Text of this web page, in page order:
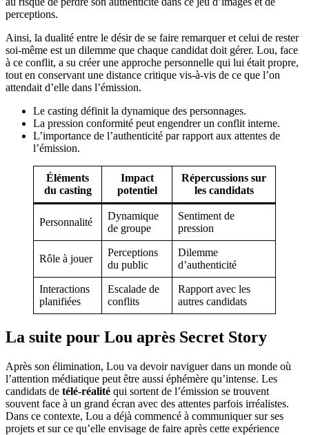
perceptions.
Ainsi, la dualité entre le désir de se faire remarquer et celui de rester
soi-même est un dilemme que chaque candidat doit gérer. Lou, face
à ce conflit, a su créer une approche personnelle qui lui était propre,
tout en conservant une distance critique vis-à-vis de ce que l’on
attendait d’elle dans l’émission.
Le casting définit la dynamique des personnages.
La pression conformité peut engendrer un conflit interne.
L’importance de l’authenticité par rapport aux attentes de
l’émission.
Éléments
du casting
Impact
potentiel
Répercussions sur
les candidats
Personnalité
Dynamique
de groupe
Sentiment de
pression
Rôle à jouer
Perceptions
du public
Dilemme
d’authenticité
Interactions
planifiées
Escalade de
conflits
Rapport avec les
autres candidats
La suite pour Lou après Secret Story
Après son élimination, Lou va devoir naviguer dans un monde où
l’attention médiatique peut être aussi éphémère qu’intense. Les
candidats de télé-réalité qui sortent de l’émission se trouvent
souvent face à un grand écran avec des attentes parfois irréalistes.
Dans ce contexte, Lou a déjà commencé à communiquer sur ses
projets et sur ce qu’elle envisage de faire après cette expérience